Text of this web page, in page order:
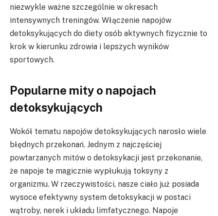
niezwykle ważne szczególnie w okresach
intensywnych treningów. Włączenie napojów
detoksykujących do diety osób aktywnych fizycznie to
krok w kierunku zdrowia i lepszych wyników
sportowych.
Popularne mity o napojach
detoksykujących
Wokół tematu napojów detoksykujących narosło wiele
błędnych przekonań. Jednym z najczęściej
powtarzanych mitów o detoksykacji jest przekonanie,
że napoje te magicznie wypłukują toksyny z
organizmu. W rzeczywistości, nasze ciało już posiada
wysoce efektywny system detoksykacji w postaci
wątroby, nerek i układu limfatycznego. Napoje